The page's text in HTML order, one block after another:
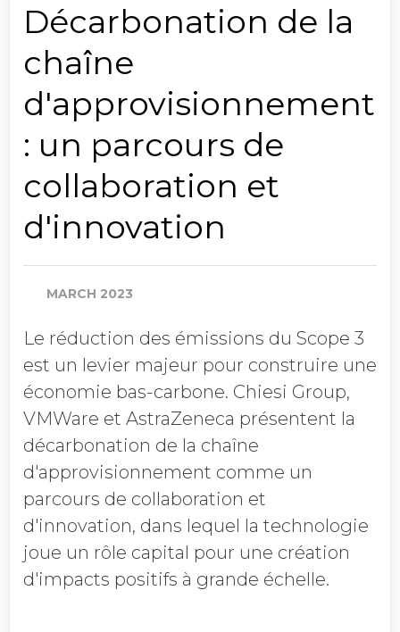
Prénom
Nom
Société
Chiffre d'affaires annuel
Profession
Pays
Refuser les
communications EcoVadis
Décarbonation de la
chaîne
d'approvisionnement
: un parcours de
collaboration et
d'innovation
MARCH 2023
Le réduction des émissions du Scope 3
est un levier majeur pour construire une
économie bas-carbone. Chiesi Group,
VMWare et AstraZeneca présentent la
décarbonation de la chaîne
d'approvisionnement comme un
parcours de collaboration et
d'innovation, dans lequel la technologie
joue un rôle capital pour une création
d'impacts positifs à grande échelle.